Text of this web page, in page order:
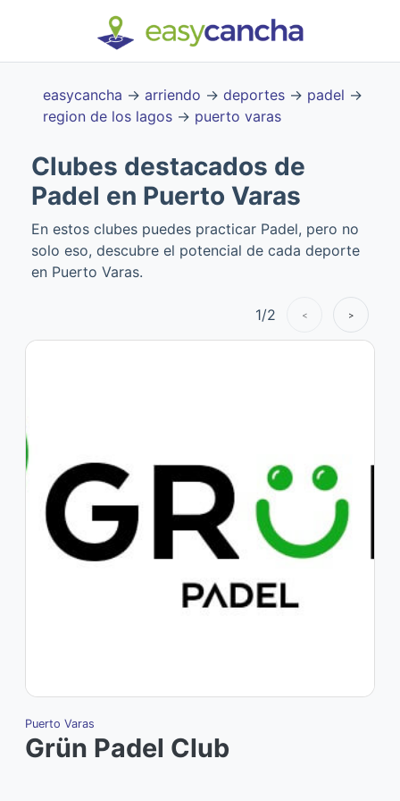
easycancha → arriendo → deportes → padel →
region de los lagos → puerto varas
Puerto Varas
Grün Padel Club
Clubes destacados de
Padel en Puerto Varas
En estos clubes puedes practicar Padel, pero no
solo eso, descubre el potencial de cada deporte
en Puerto Varas.
1/2 < >